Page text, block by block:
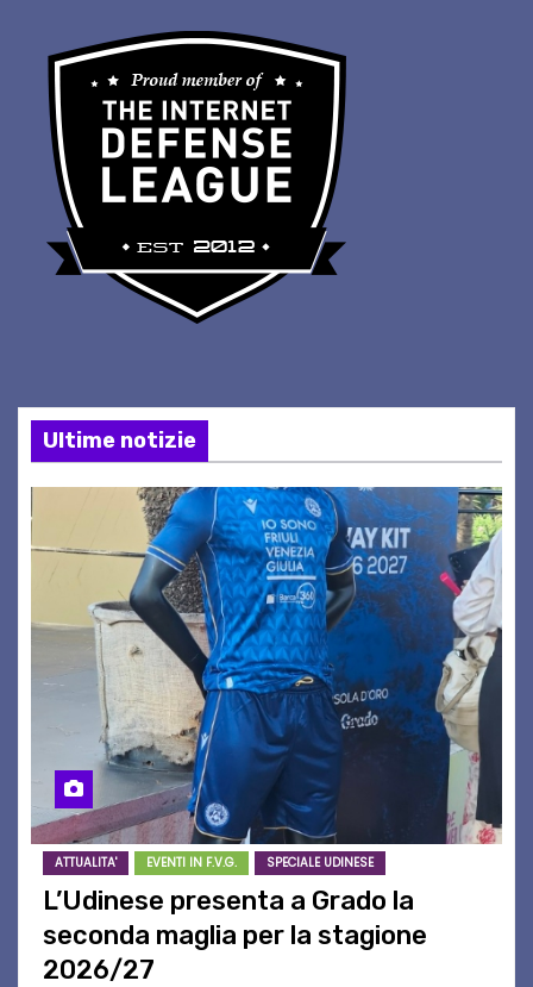
Ultime notizie
ATTUALITA' EVENTI IN F.V.G. SPECIALE UDINESE
L’Udinese presenta a Grado la
seconda maglia per la stagione
2026/27